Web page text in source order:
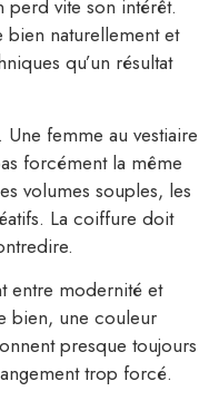
vite son intérêt.
naturellement et
qu’un résultat
femme au vestiaire
forcément la même
volumes souples, les
La coiffure doit
entre modernité et
bien, une couleur
presque toujours
trop forcé.